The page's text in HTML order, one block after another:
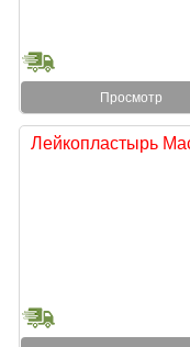
Просмотр
Лейкопластырь